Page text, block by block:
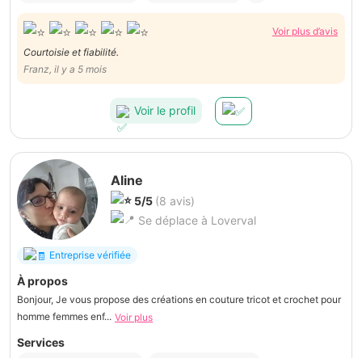
Voir plus d’avis
Courtoisie et fiabilité.
Franz, il y a 5 mois
Voir le profil
Aline
5/5 (8 avis)
Se déplace à Loverval
Entreprise vérifiée
À propos
Bonjour, Je vous propose des créations en couture tricot et crochet pour
homme femmes enf... Voir plus
Services